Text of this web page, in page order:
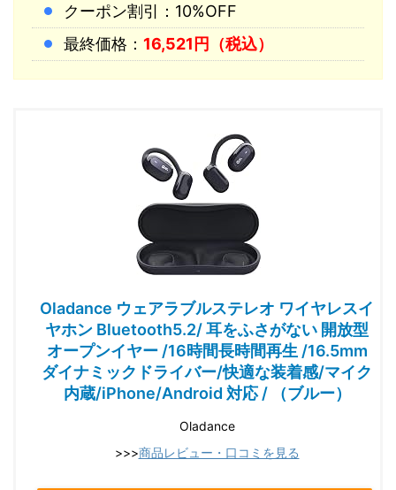
クーポン割引：10%OFF
最終価格： 16,521円（税込）
Oladance ウェアラブルステレオ ワイヤレスイ
ヤホン Bluetooth5.2/ 耳をふさがない 開放型
オープンイヤー /16時間長時間再生 /16.5mm
ダイナミックドライバー/快適な装着感/マイク
内蔵/iPhone/Android 対応 / （ブルー）
Oladance
>>>商品レビュー・口コミを見る